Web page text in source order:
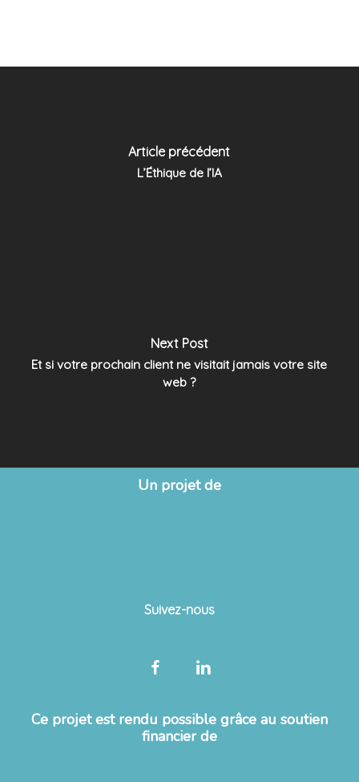
Article précédent
L’Éthique de l’IA
Next Post
Et si votre prochain client ne visitait jamais votre site
web ?
Un projet de
Suivez-nous
Ce projet est rendu possible grâce au soutien
financier de